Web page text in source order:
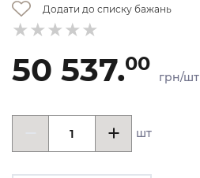
Додати до списку бажань
50 537.00
грн/шт
шт